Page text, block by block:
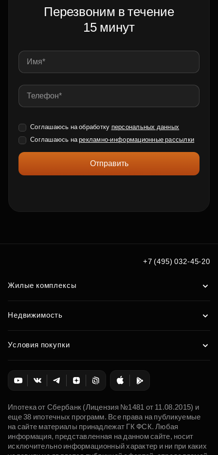
Перезвоним в течение
15 минут
Соглашаюсь на обработку персональных данных
Соглашаюсь нарекламно-информационные рассылки
Отправить
+7 (495) 032-45-20
Жилые комплексы
Недвижимость
Условия покупки
Ипотека от Сбербанк (Лицензия №1481 от 11.08.2015) и
еще 38 ипотечных программ. Все права на публикуемые
на сайте материалы принадлежат ГК ФСК. Любая
информация, представленная на данном сайте, носит
исключительно информационный характер и ни при каких